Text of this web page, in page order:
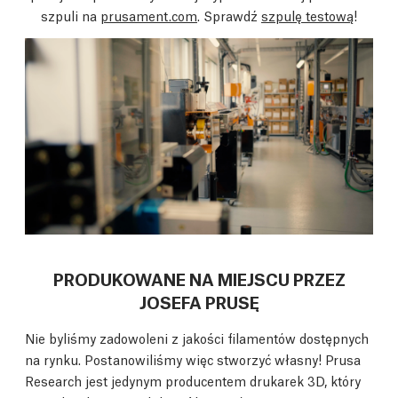
szpuli na prusament.com. Sprawdź szpulę testową!
PRODUKOWANE NA MIEJSCU PRZEZ
JOSEFA PRUSĘ
Nie byliśmy zadowoleni z jakości filamentów dostępnych
na rynku. Postanowiliśmy więc stworzyć własny! Prusa
Research jest jedynym producentem drukarek 3D, który